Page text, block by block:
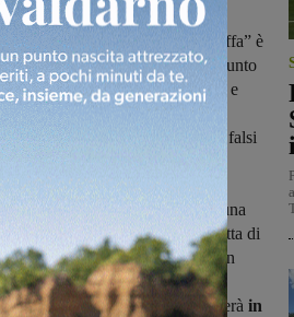
per il Figline
(il “Del Buffa” è
due sconfitte di fila e un solo punto
la Sestese, squadra giovane e
per proseguire la sua striscia
può concedersi ulteriori passi falsi
vuole mettere già via ogni
Zanchi” di Anghiari, per una
Per gli amaranto si tratta di
il coltello fra i denti, contro un
nella trasferta con il Porta
per questo motivo, scenderà in